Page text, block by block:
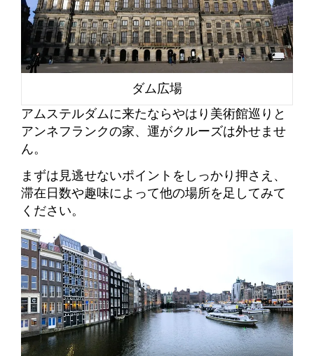
ダム広場
アムステルダムに来たならやはり美術館巡りと
アンネフランクの家、運がクルーズは外せませ
ん。
まずは見逃せないポイントをしっかり押さえ、
滞在日数や趣味によって他の場所を足してみて
ください。